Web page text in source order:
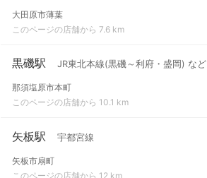
大田原市薄葉
このページの店舗から 7.6 km
黒磯駅 JR東北本線(黒磯～利府・盛岡) など
那須塩原市本町
このページの店舗から 10.1 km
矢板駅 宇都宮線
矢板市扇町
このページの店舗から 12 km